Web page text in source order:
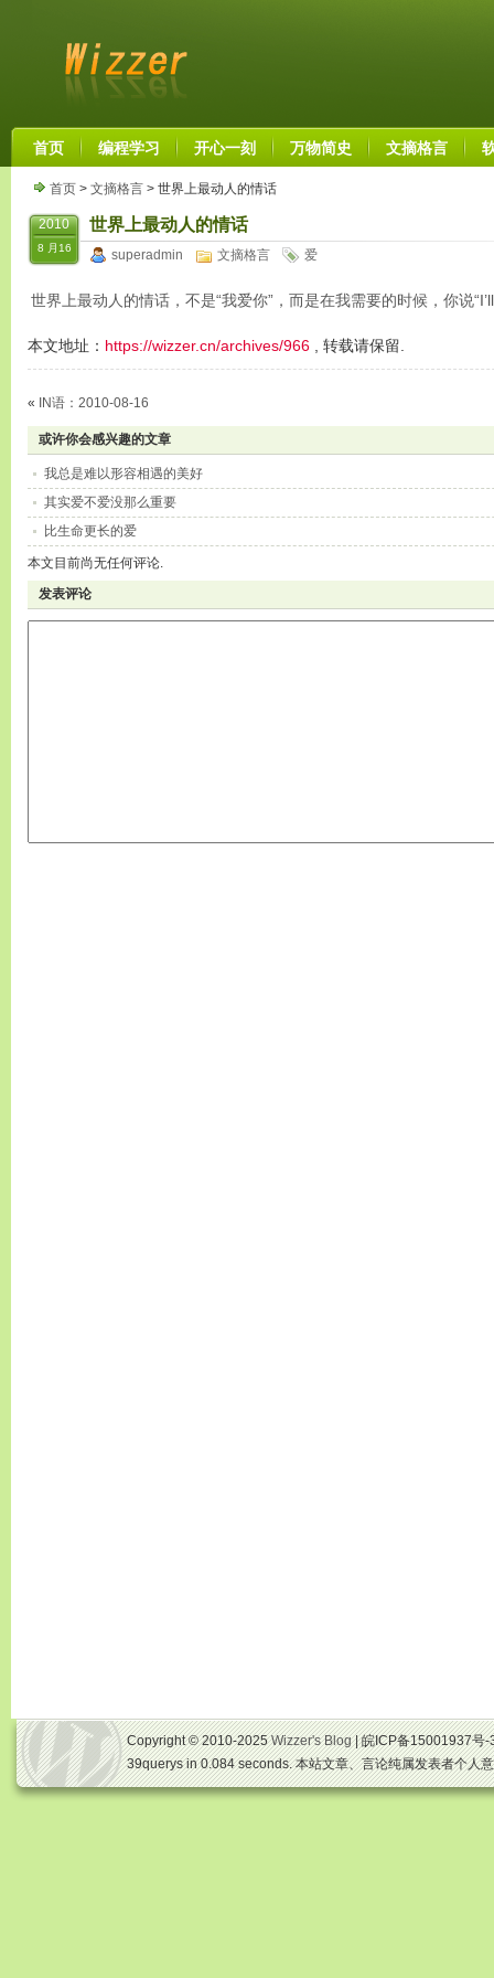
首页 编程学习 开心一刻 万物简史 文摘格言
首页 > 文摘格言 > 世界上最动人的情话
2010
8 月16
世界上最动人的情话
superadmin 文摘格言 爱
世界上最动人的情话，不是“我爱你”，而是在我需要的时候，你说
本文地址： https://wizzer.cn/archives/966 , 转载请保留.
« IN语：2010-08-16
或许你会感兴趣的文章
我总是难以形容相遇的美好
其实爱不爱没那么重要
比生命更长的爱
本文目前尚无任何评论.
发表评论
Copyright © 2010-2025Wizzer's Blog| 皖ICP备15001937号
39querys in 0.084 seconds. 本站文章、言论纯属发表者个人